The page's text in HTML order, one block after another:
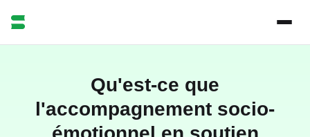
Qu'est-ce que
l'accompagnement socio-